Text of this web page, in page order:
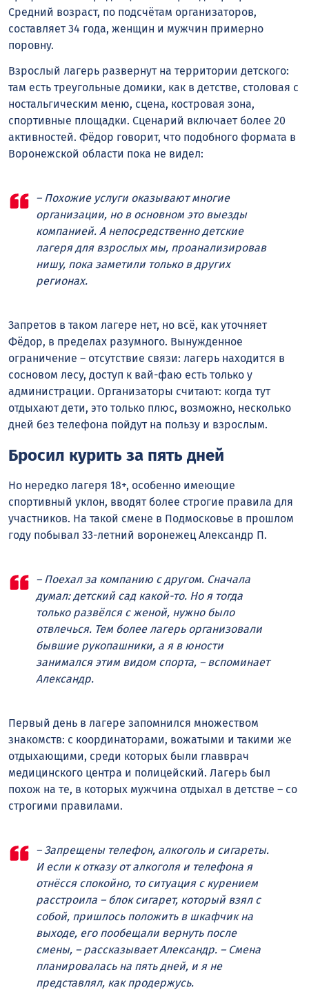
Средний возраст, по подсчётам организаторов,
составляет 34 года, женщин и мужчин примерно
поровну.
Взрослый лагерь развернут на территории детского:
там есть треугольные домики, как в детстве, столовая с
ностальгическим меню, сцена, костровая зона,
спортивные площадки. Сценарий включает более 20
активностей. Фёдор говорит, что подобного формата в
Воронежской области пока не видел:
– Похожие услуги оказывают многие
организации, но в основном это выезды
компанией. А непосредственно детские
лагеря для взрослых мы, проанализировав
нишу, пока заметили только в других
регионах.
Запретов в таком лагере нет, но всё, как уточняет
Фёдор, в пределах разумного. Вынужденное
ограничение – отсутствие связи: лагерь находится в
сосновом лесу, доступ к вай-фаю есть только у
администрации. Организаторы считают: когда тут
отдыхают дети, это только плюс, возможно, несколько
дней без телефона пойдут на пользу и взрослым.
Бросил курить за пять дней
Но нередко лагеря 18+, особенно имеющие
спортивный уклон, вводят более строгие правила для
участников. На такой смене в Подмосковье в прошлом
году побывал 33-летний воронежец Александр П.
– Поехал за компанию с другом. Сначала
думал: детский сад какой-то. Но я тогда
только развёлся с женой, нужно было
отвлечься. Тем более лагерь организовали
бывшие рукопашники, а я в юности
занимался этим видом спорта, – вспоминает
Александр.
Первый день в лагере запомнился множеством
знакомств: с координаторами, вожатыми и такими же
отдыхающими, среди которых были главврач
медицинского центра и полицейский. Лагерь был
похож на те, в которых мужчина отдыхал в детстве – со
строгими правилами.
– Запрещены телефон, алкоголь и сигареты.
И если к отказу от алкоголя и телефона я
отнёсся спокойно, то ситуация с курением
расстроила – блок сигарет, который взял с
собой, пришлось положить в шкафчик на
выходе, его пообещали вернуть после
смены, – рассказывает Александр. – Смена
планировалась на пять дней, и я не
представлял, как продержусь.